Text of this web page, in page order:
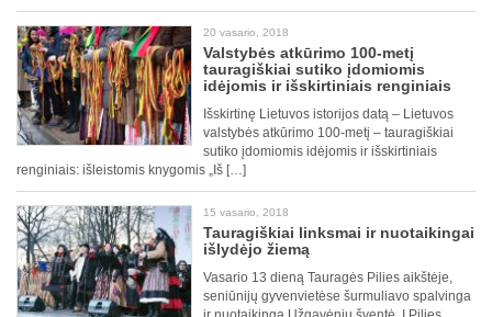
20 vasario, 2018
Valstybės atkūrimo 100-metį
tauragiškiai sutiko įdomiomis
idėjomis ir išskirtiniais renginiais
Išskirtinę Lietuvos istorijos datą – Lietuvos
valstybės atkūrimo 100-metį – tauragiškiai
sutiko įdomiomis idėjomis ir išskirtiniais
renginiais: išleistomis knygomis „Iš […]
15 vasario, 2018
Tauragiškiai linksmai ir nuotaikingai
išlydėjo žiemą
Vasario 13 dieną Tauragės Pilies aikštėje,
seniūnijų gyvenvietėse šurmuliavo spalvinga